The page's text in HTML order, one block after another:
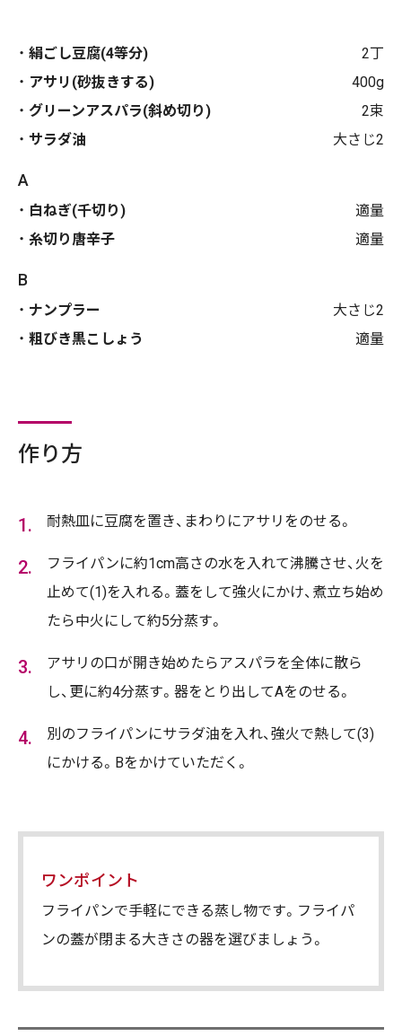
絹ごし豆腐(4等分)
2丁
アサリ(砂抜きする)
400g
グリーンアスパラ(斜め切り)
2束
サラダ油
大さじ2
A
白ねぎ(千切り)
適量
糸切り唐辛子
適量
B
ナンプラー
大さじ2
粗びき黒こしょう
適量
作り方
耐熱皿に豆腐を置き、まわりにアサリをのせる。
フライパンに約1cm高さの水を入れて沸騰させ、火を
止めて(1)を入れる。蓋をして強火にかけ、煮立ち始め
たら中火にして約5分蒸す。
アサリの口が開き始めたらアスパラを全体に散ら
し、更に約4分蒸す。器をとり出してAをのせる。
別のフライパンにサラダ油を入れ、強火で熱して(3)
にかける。Bをかけていただく。
ワンポイント
フライパンで手軽にできる蒸し物です。フライパ
ンの蓋が閉まる大きさの器を選びましょう。